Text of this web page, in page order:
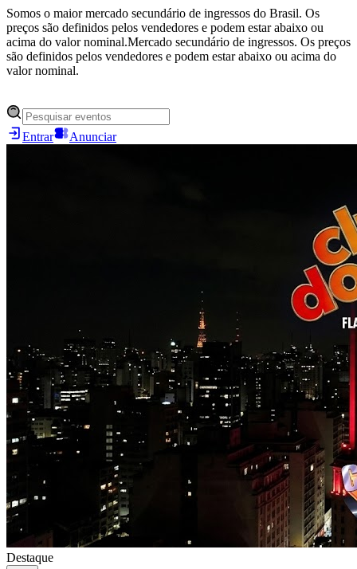
Somos o maior mercado secundário de ingressos do Brasil. Os
preços são definidos pelos vendedores e podem estar abaixo ou
acima do valor nominal.Mercado secundário de ingressos. Os preços
são definidos pelos vendedores e podem estar abaixo ou acima do
valor nominal.
Entrar Anunciar
Destaque